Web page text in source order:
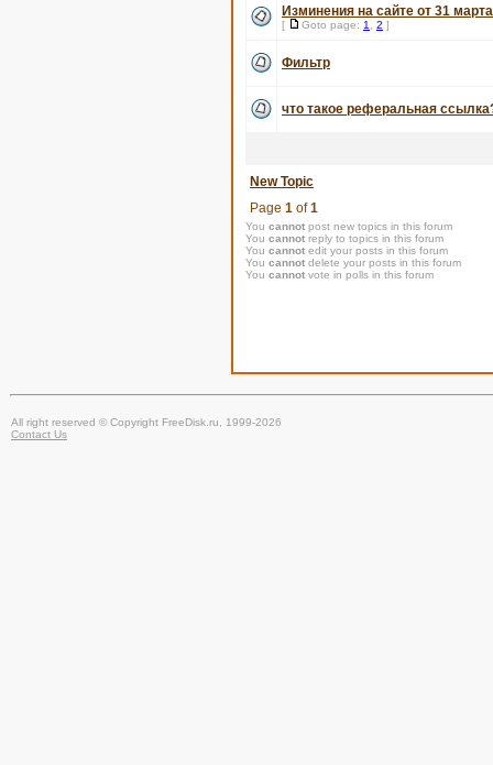
Изминения на сайте от 31
[ Goto page: 1 2 ]
Фильтр
что такое реферальная
New Topic
Page 1 of1
You cannot post new topics in this forum
You cannot reply to topics in this forum
You cannot edit your posts in this forum
You cannot delete your posts in this forum
You cannot vote in polls in this forum
All right reserved © Copyright FreeDisk.ru, 1999-2026
Contact Us